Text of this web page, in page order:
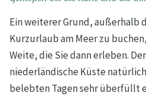
Ein weiterer Grund, außerhalb
Kurzurlaub am Meer zu
Weite, die Sie dann erleben.
niederländische Küste
belebten Tagen sehr überfüllt